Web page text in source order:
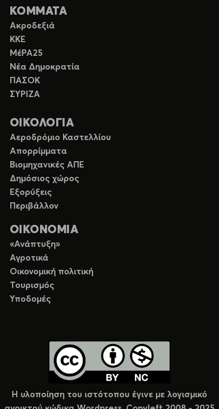
ΚΟΜΜΑΤΑ
Ακροδεξιά
ΚΚΕ
ΜέΡΑ25
Νέα Δημοκρατία
ΠΑΣΟΚ
ΣΥΡΙΖΑ
ΟΙΚΟΛΟΓΙΑ
Αεροδρόμιο Καστελλίου
Απορρίμματα
Βιομηχανικές ΑΠΕ
Δημόσιος χώρος
Εξορύξεις
Περιβάλλον
ΟΙΚΟΝΟΜΙΑ
«Ανάπτυξη»
Αγροτικά
Οικονομική πολιτική
Τουρισμός
Υποδομές
Η υλοποίηση του ιστότοπου έγινε με λογισμικό